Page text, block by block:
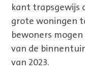
kant trapsgewijs
grote woningen
bewoners
van de
van 2023.